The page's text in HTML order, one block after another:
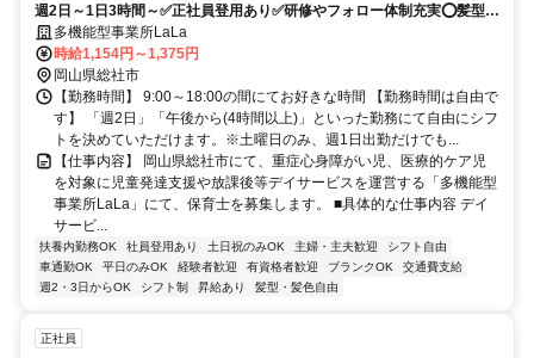
週2日～1日3時間～✅正社員登用あり✅研修やフォロー体制充実⭕️髪型・
髪色自由✅希望どおり休めます 【お電話でのご連絡もお待ちしていま
す】 0866-95-2373
多機能型事業所LaLa
時給1,154円～1,375円
岡山県総社市
【勤務時間】 9:00～18:00の間にてお好きな時間 【勤務時間は自由で
す】 「週2日」「午後から(4時間以上)」といった勤務にて自由にシフ
トを決めていただけます。※土曜日のみ、週1日出勤だけでも...
【仕事内容】 岡山県総社市にて、重症心身障がい児、医療的ケア児
を対象に児童発達支援や放課後等デイサービスを運営する「多機能型
事業所LaLa」にて、保育士を募集します。 ■具体的な仕事内容 デイ
サービ...
扶養内勤務OK 社員登用あり 土日祝のみOK 主婦・主夫歓迎
シフト自由
車通勤OK
平日のみOK 経験者歓迎 有資格者歓迎 ブランクOK
交通費支給
週2・3日からOK
シフト制 昇給あり 髪型・髪色自由
正社員